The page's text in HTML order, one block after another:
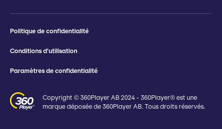
Politique de confidentialité
Conditions d'utilisation
Paramètres de confidentialité
Copyright © 360Player AB 2024 - 360Player® est une
marque déposée de 360Player AB. Tous droits réservés.